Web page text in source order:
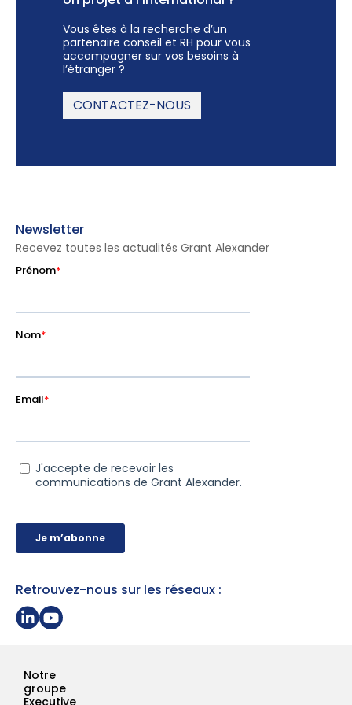
Vous êtes à la recherche d’un
partenaire conseil et RH pour vous
accompagner sur vos besoins à
l’étranger ?
CONTACTEZ-NOUS
Newsletter
Recevez toutes les actualités Grant Alexander
Retrouvez-nous sur les réseaux :
Partager sur Linkedin
Page Youtube Grant Alexander
Notre
groupe
Executive